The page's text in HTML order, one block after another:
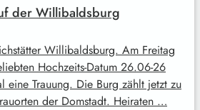
der Willibaldsburg
Willibaldsburg. Am Freitag
Hochzeits-Datum 26.06-26
eine Trauung. Die Burg zählt jetzt zu
der Domstadt. Heiraten …